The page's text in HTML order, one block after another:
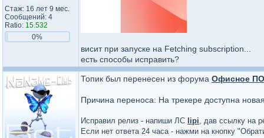
Стаж: 16 лет 9 мес.
Сообщений: 4
Ratio: 15.532
0%
висит при запуске на Fetching subscription...
есть способы исправить?
Топик был перенесен из форума Офисное ПО
Причина переноса: На трекере доступна
Исправил релиз - напиши ЛС lipi, дав ссылку на
Если нет ответа 24 часа - нажми на кнопку